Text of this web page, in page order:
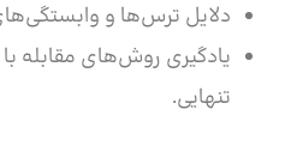
دلایل ترس‌ها و
یادگیری روش‌های مقابله
تنهایی.